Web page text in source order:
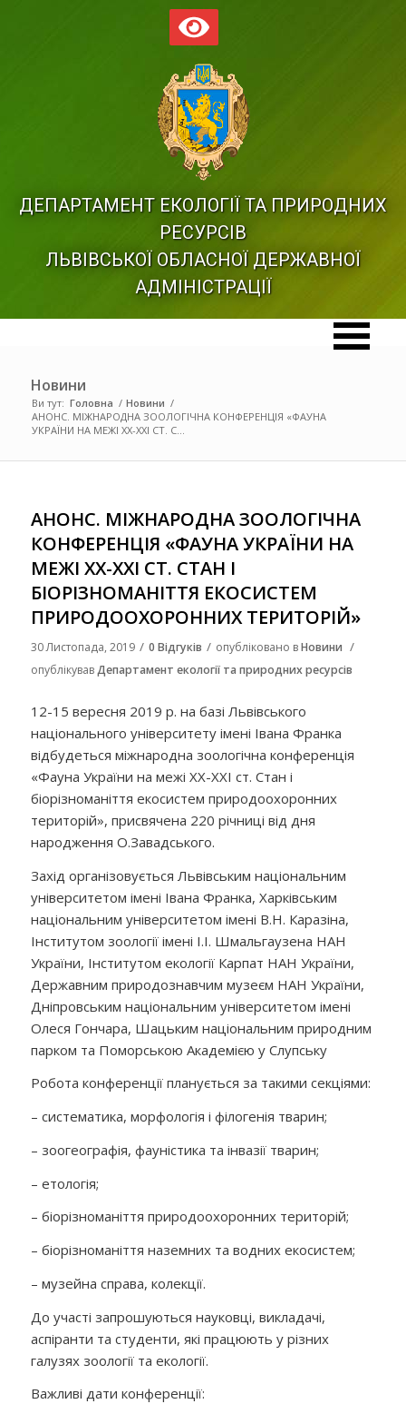
ДЕПАРТАМЕНТ ЕКОЛОГІЇ ТА ПРИРОДНИХ
РЕСУРСІВ
ЛЬВІВСЬКОЇ ОБЛАСНОЇ ДЕРЖАВНОЇ
АДМІНІСТРАЦІЇ
Новини
Ви тут: Головна / Новини /
АНОНС. МІЖНАРОДНА ЗООЛОГІЧНА КОНФЕРЕНЦІЯ «ФАУНА
УКРАЇНИ НА МЕЖІ ХХ-ХХІ СТ. С...
АНОНС. МІЖНАРОДНА ЗООЛОГІЧНА
КОНФЕРЕНЦІЯ «ФАУНА УКРАЇНИ НА
МЕЖІ ХХ-ХХІ СТ. СТАН І
БІОРІЗНОМАНІТТЯ ЕКОСИСТЕМ
ПРИРОДООХОРОННИХ ТЕРИТОРІЙ»
30 Листопада, 2019 / 0 Відгуків / опубліковано вНовини /
опублікувавДепартамент екології та природних ресурсів
12-15 вересня 2019 р. на базі Львівського
національного університету імені Івана Франка
відбудеться міжнародна зоологічна конференція
«Фауна України на межі ХХ-ХХІ ст. Стан і
біорізноманіття екосистем природоохоронних
територій», присвячена 220 річниці від дня
народження О.Завадського.
Захід організовується Львівським національним
університетом імені Івана Франка, Харківським
національним університетом імені В.Н. Каразіна,
Інститутом зоології імені І.І. Шмальгаузена НАН
України, Інститутом екології Карпат НАН України,
Державним природознавчим музеєм НАН України,
Дніпровським національним університетом імені
Олеся Гончара, Шацьким національним природним
парком та Поморською Академією у Слупську
Робота конференції планується за такими секціями:
– систематика, морфологія і філогенія тварин;
– зоогеографія, фауністика та інвазії тварин;
– етологія;
– біорізноманіття природоохоронних територій;
– біорізноманіття наземних та водних екосистем;
– музейна справа, колекції.
До участі запрошуються науковці, викладачі,
аспіранти та студенти, які працюють у різних
галузях зоології та екології.
Важливі дати конференції: